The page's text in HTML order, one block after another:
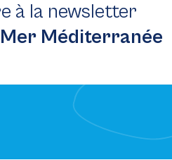
à la newsletter
Méditerranée